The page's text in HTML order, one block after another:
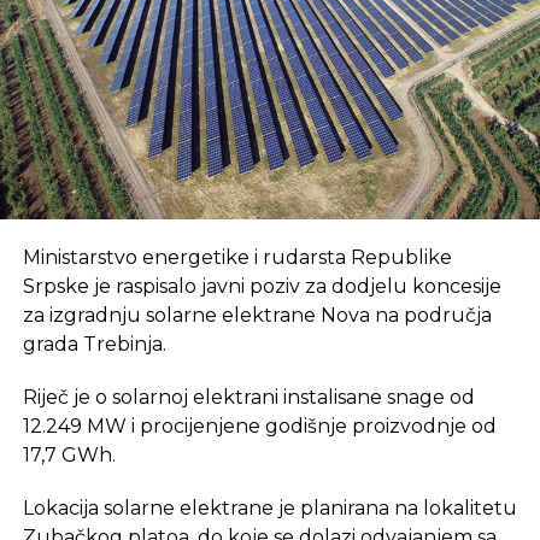
Dodao je da se minus od 117 miliona odnosi samo na
rudnike Kreka, Zenica i Gračanica.
REKLAMA
–Ostali rudnici posluju pozitivno.
Elektroprivreda mora pozitivno raditi. Planirane
su investicije od 450 mil KM u blokove u
Dnevni avaz
Ministarstvo energetike i rudarsta Republike
Srpske je raspisalo javni poziv za dodjelu koncesije
za izgradnju solarne elektrane Nova na područja
grada Trebinja.
Riječ je o solarnoj elektrani instalisane snage od
12.249 MW i procijenjene godišnje proizvodnje od
17,7 GWh.
Lokacija solarne elektrane je planirana na lokalitetu